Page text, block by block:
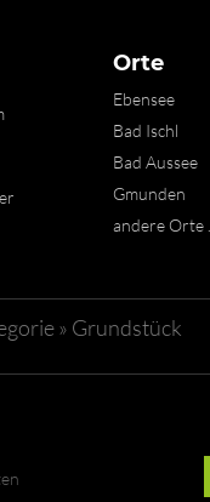
Orte
Ebensee
Bad Ischl
Bad Aussee
Gmunden
andere Orte ...
» Grundstück